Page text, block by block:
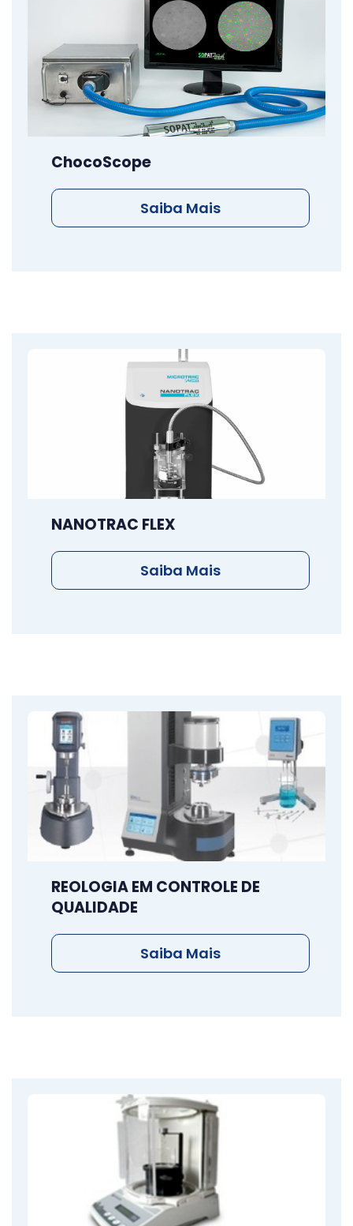
ChocoScope
Saiba Mais
NANOTRAC FLEX
Saiba Mais
REOLOGIA EM CONTROLE DE
QUALIDADE
Saiba Mais